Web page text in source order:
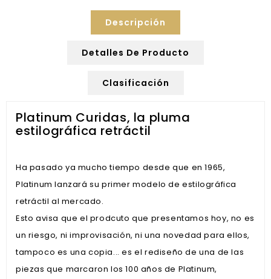
Descripción
Detalles De Producto
Clasificación
Platinum Curidas, la pluma
estilográfica retráctil
Ha pasado ya mucho tiempo desde que en 1965,
Platinum lanzará su primer modelo de estilográfica
retráctil al mercado.
Esto avisa que el prodcuto que presentamos hoy, no es
un riesgo, ni improvisación, ni una novedad para ellos,
tampoco es una copia... es el rediseño de una de las
piezas que marcaron los 100 años de Platinum,